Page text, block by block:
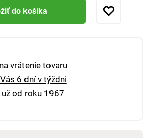
do košíka
vrátenie tovaru
6 dní v týždni
od roku 1967